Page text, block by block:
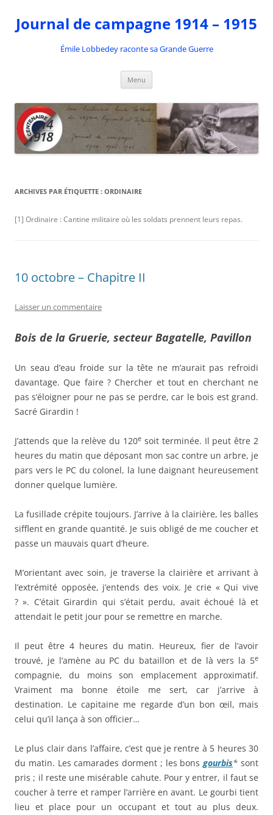
contenu
Journal de campagne 1914 – 1915
Émile Lobbedey raconte sa Grande Guerre
Menu
ARCHIVES PAR ÉTIQUETTE : ORDINAIRE
[1] Ordinaire : Cantine militaire où les soldats prennent leurs repas.
10 octobre – Chapitre II
Laisser un commentaire
Bois de la Gruerie, secteur Bagatelle, Pavillon
Un seau d’eau froide sur la tête ne m’aurait pas refroidi
davantage. Que faire ? Chercher et tout en cherchant ne
pas s’éloigner pour ne pas se perdre, car le bois est grand.
Sacré Girardin !
J’attends que la relève du 120e soit terminée. Il peut être 2
heures du matin que déposant mon sac contre un arbre, je
pars vers le PC du colonel, la lune daignant heureusement
donner quelque lumière.
La fusillade crépite toujours. J’arrive à la clairière, les balles
sifflent en grande quantité. Je suis obligé de me coucher et
passe un mauvais quart d’heure.
M’orientant avec soin, je traverse la clairière et arrivant à
l’extrémité opposée, j’entends des voix. Je crie « Qui vive
? ». C’était Girardin qui s’était perdu, avait échoué là et
attendait le petit jour pour se remettre en marche.
Il peut être 4 heures du matin. Heureux, fier de l’avoir
trouvé, je l’amène au PC du bataillon et de là vers la 5e
compagnie, du moins son emplacement approximatif.
Vraiment ma bonne étoile me sert, car j’arrive à
destination. Le capitaine me regarde d’un bon œil, mais
celui qu’il lança à son officier…
Le plus clair dans l’affaire, c’est que je rentre à 5 heures 30
du matin. Les camarades dorment ; les bonsgourbis*sont
pris ; il reste une misérable cahute. Pour y entrer, il faut se
coucher à terre et ramper l’arrière en avant. Le gourbi tient
lieu et place pour un occupant et tout au plus deux.